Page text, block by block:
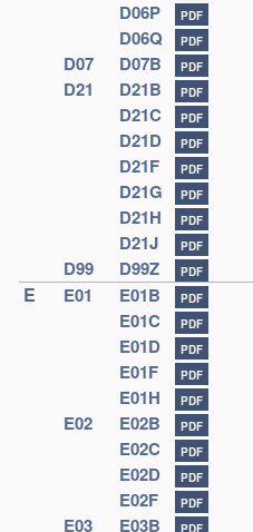
D06P PDF
D06Q PDF
D07 D07B PDF
D21 D21B PDF
D21C PDF
D21D PDF
D21F PDF
D21G PDF
D21H PDF
D21J PDF
D99 D99Z PDF
E E01 E01B PDF
E01C PDF
E01D PDF
E01F PDF
E01H PDF
E02 E02B PDF
E02C PDF
E02D PDF
E02F PDF
E03 E03B PDF